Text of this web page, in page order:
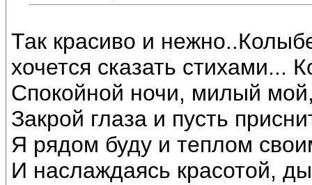
Так красиво и
хочется сказать стихами...
Спокойной ночи, милый
Закрой глаза и пусть
Я рядом буду и теплом
И наслаждаясь красотой,